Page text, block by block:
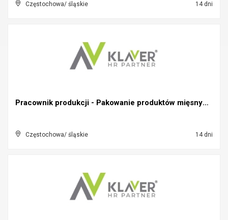
Częstochowa/ śląskie 14 dni
Pracownik produkcji - Pakowanie produktów mięsnych...
Częstochowa/ śląskie 14 dni